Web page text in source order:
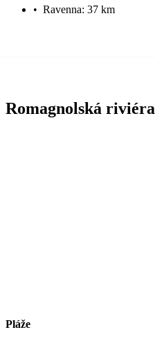
• Ravenna: 37 km
Romagnolská riviéra
Pláže